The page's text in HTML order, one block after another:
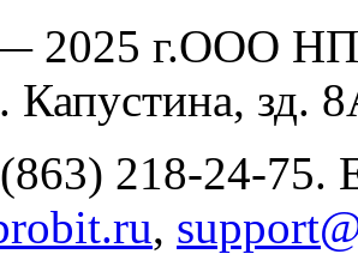
2025 г.ООО
Капустина, зд.
218-24-75.
,